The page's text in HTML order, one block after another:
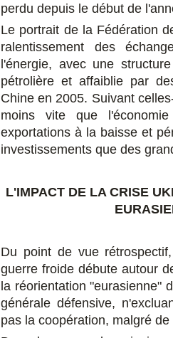
perdu depuis le début de
Le portrait de la Fédération
ralentissement des
l'énergie, avec une
pétrolière et affaiblie par
Chine en 2005. Suivant
moins vite que
exportations à la baisse et
investissements que des
L'IMPACT DE LA CRISE
Du point de vue
guerre froide débute autour
la réorientation "eurasienne"
générale défensive,
pas la coopération, malgré